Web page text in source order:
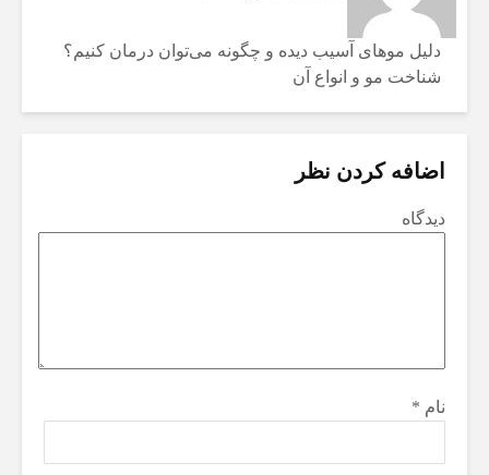
دلیل موهای آسیب دیده و چگونه می‌توان درمان کنیم؟
شناخت مو و انواع آن
اضافه کردن نظر
دیدگاه
نام *